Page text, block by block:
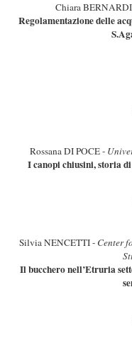
Chiara
Regolamentazione delle
Rossana DI POCE -
I canopi chiusini, storia
Silvia NENCETTI - Center
Il bucchero nell’Etruria